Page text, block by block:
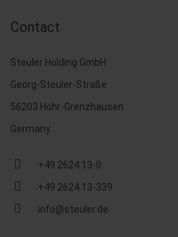
Contact
Steuler Holding GmbH
Georg-Steuler-Straße
56203 Höhr-Grenzhausen
Germany
+49 2624 13-0
+49 2624 13-339
info@steuler.de